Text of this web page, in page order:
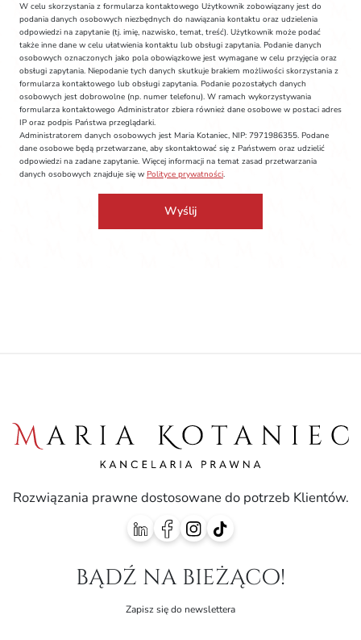
W celu skorzystania z formularza kontaktowego Użytkownik zobowiązany jest do
podania danych osobowych niezbędnych do nawiązania kontaktu oraz udzielenia
odpowiedzi na zapytanie (tj. imię, nazwisko, temat, treść). Użytkownik może podać
także inne dane w celu ułatwienia kontaktu lub obsługi zapytania. Podanie danych
osobowych oznaczonych jako pola obowiązkowe jest wymagane w celu przyjęcia oraz
obsługi zapytania. Niepodanie tych danych skutkuje brakiem możliwości skorzystania z
formularza kontaktowego lub obsługi zapytania. Podanie pozostałych danych
osobowych jest dobrowolne (np. numer telefonu). W ramach wykorzystywania
formularza kontaktowego Administrator zbiera również dane osobowe w postaci adres
IP oraz podpis Państwa przeglądarki.
Administratorem danych osobowych jest Maria Kotaniec, NIP: 7971986355. Podane
dane osobowe będą przetwarzane, aby skontaktować się z Państwem oraz udzielić
odpowiedzi na zadane zapytanie. Więcej informacji na temat zasad przetwarzania
danych osobowych znajduje się w Polityce prywatności.
Wyślij
Rozwiązania prawne dostosowane do potrzeb Klientów.
bądź na bieżąco!
Zapisz się do newslettera